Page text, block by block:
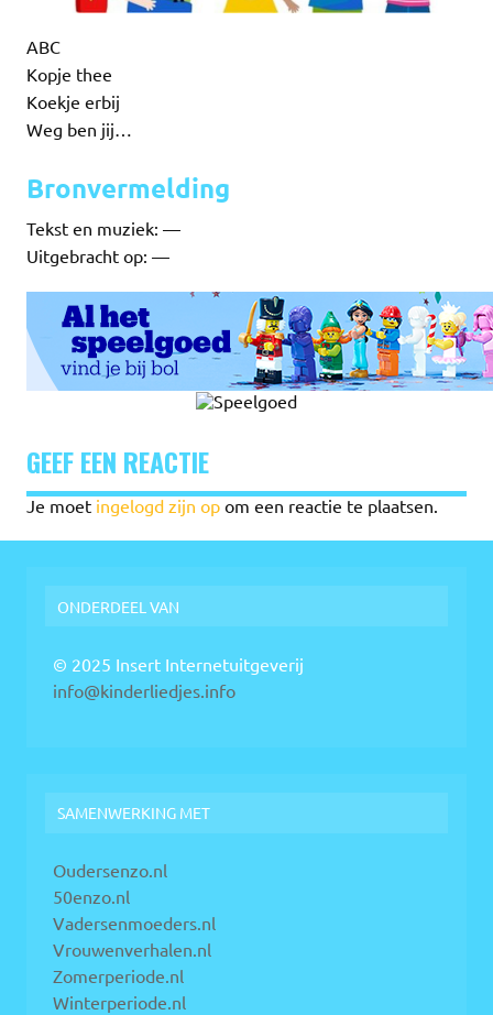
ABC
Kopje thee
Koekje erbij
Weg ben jij…
Bronvermelding
Tekst en muziek: —
Uitgebracht op: —
GEEF EEN REACTIE
Je moet ingelogd zijn op om een reactie te plaatsen.
ONDERDEEL VAN
© 2025 Insert Internetuitgeverij
info@kinderliedjes.info
SAMENWERKING MET
Oudersenzo.nl
50enzo.nl
Vadersenmoeders.nl
Vrouwenverhalen.nl
Zomerperiode.nl
Winterperiode.nl